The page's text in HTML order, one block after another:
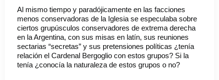
Al mismo tiempo y paradójicamente en las facciones
menos conservadoras de la Iglesia se especulaba sobre
ciertos grupúsculos conservadores de extrema derecha
en la Argentina, con sus misas en latín, sus reuniones
sectarias “secretas” y sus pretensiones políticas ¿tenía
relación el Cardenal Bergoglio con estos grupos? Si la
tenía ¿conocía la naturaleza de estos grupos o no?